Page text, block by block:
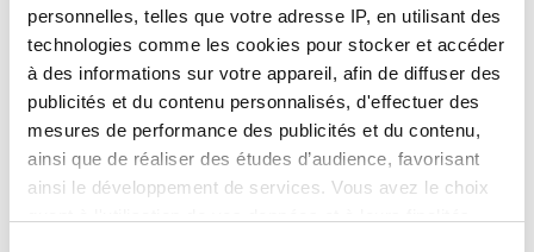
personnelles, telles que votre adresse IP, en utilisant des
technologies comme les cookies pour stocker et accéder
à des informations sur votre appareil, afin de diffuser des
publicités et du contenu personnalisés, d'effectuer des
mesures de performance des publicités et du contenu,
ainsi que de réaliser des études d’audience, favorisant
ainsi le développement de services. Vous avez le choix
Prénom(s) *
Email *